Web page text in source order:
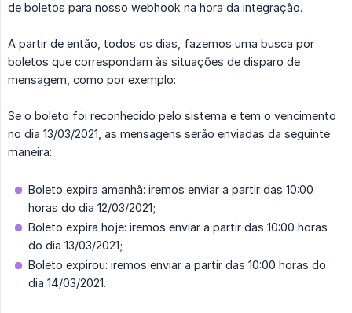
de boletos para nosso webhook na hora da integração.
A partir de então, todos os dias, fazemos uma busca por
boletos que correspondam às situações de disparo de
mensagem, como por exemplo:
Se o boleto foi reconhecido pelo sistema e tem o vencimento
no dia 13/03/2021, as mensagens serão enviadas da seguinte
maneira:
Boleto expira amanhã: iremos enviar a partir das 10:00
horas do dia 12/03/2021;
Boleto expira hoje: iremos enviar a partir das 10:00 horas
do dia 13/03/2021;
Boleto expirou: iremos enviar a partir das 10:00 horas do
dia 14/03/2021.